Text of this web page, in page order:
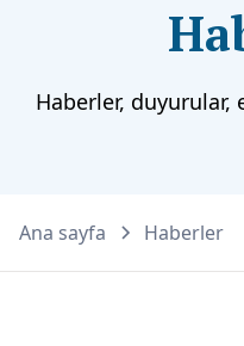
Haberler, duyurular,
Ana sayfa Haberler